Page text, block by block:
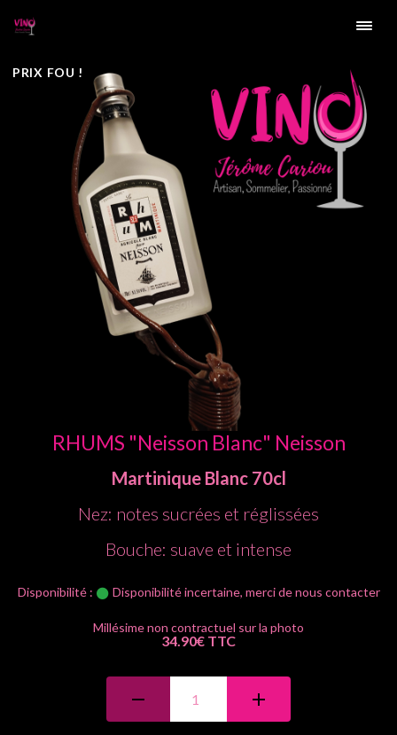
PRIX FOU !
RHUMS "Neisson Blanc" Neisson
Martinique Blanc 70cl
Nez: notes sucrées et réglissées
Bouche: suave et intense
Disponibilité : Disponibilité incertaine, merci de nous contacter
34.90€ TTC